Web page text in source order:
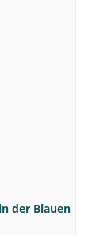
der Blauen